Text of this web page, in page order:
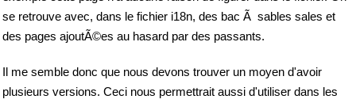
se retrouve avec, dans le fichier i18n, des bac Ã sables sales et
des pages ajoutÃ©es au hasard par des passants.
Il me semble donc que nous devons trouver un moyen d'avoir
plusieurs versions. Ceci nous permettrait aussi d'utiliser dans les